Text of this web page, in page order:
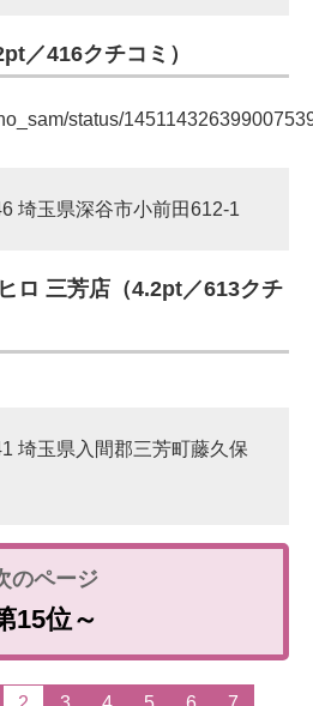
／416クチコミ）
status/
埼玉県深谷市小前田612-1
ロ 三芳店（4.2pt／613クチ
埼玉県入間郡三芳町藤久保
15位～